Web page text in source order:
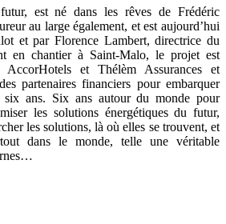
est né dans les rêves de Frédéric
au large également, et est aujourd’hui
et par Florence Lambert, directrice du
en chantier à Saint-Malo, le projet est
et Thélèm Assurances et
partenaires financiers pour embarquer
ans. Six ans autour du monde pour
les solutions énergétiques du futur,
les solutions, là où elles se trouvent, et
dans le monde, telle une véritable